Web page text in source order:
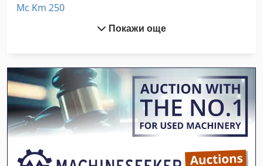
Mc Km 250
Mic Tm 22
Mikasa Mtx 70
Ng 200
Вмъкване На Машина
Покажи още